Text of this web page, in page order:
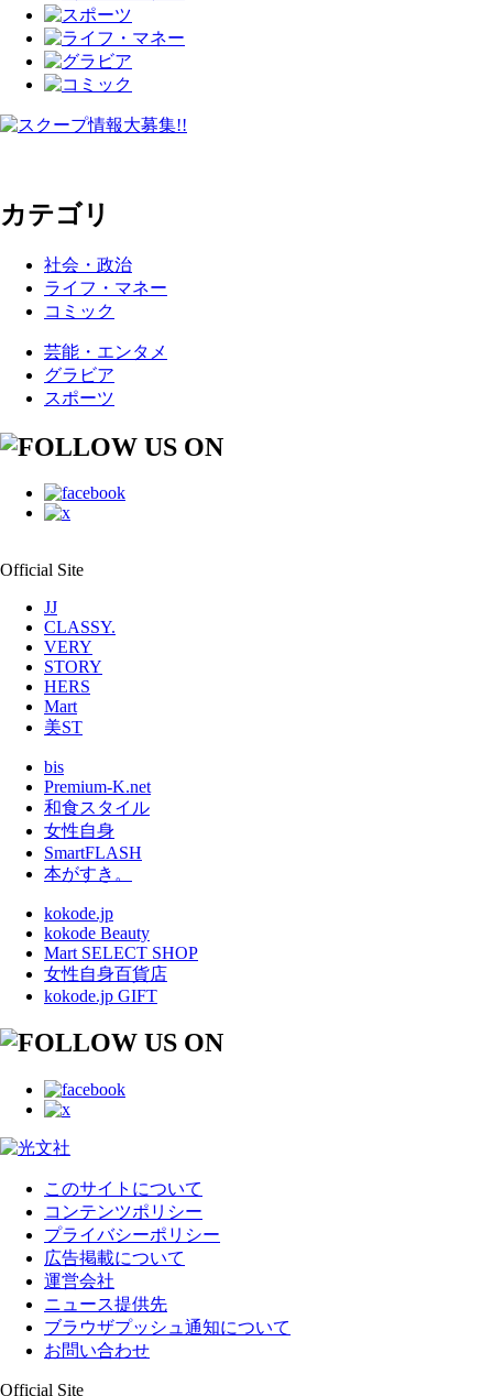
カテゴリ
社会・政治
ライフ・マネー
コミック
芸能・エンタメ
グラビア
スポーツ
Official Site
JJ
CLASSY.
VERY
STORY
HERS
Mart
美ST
bis
Premium-K.net
和食スタイル
女性自身
SmartFLASH
本がすき。
kokode.jp
kokode Beauty
Mart SELECT SHOP
女性自身百貨店
kokode.jp GIFT
このサイトについて
コンテンツポリシー
プライバシーポリシー
広告掲載について
運営会社
ニュース提供先
ブラウザプッシュ通知について
お問い合わせ
Official Site